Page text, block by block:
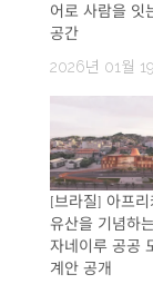
어로 사람을 잇
공간
2026년 01월
[브라질] 아프
유산을 기념하
자네이루 공공
계안 공개